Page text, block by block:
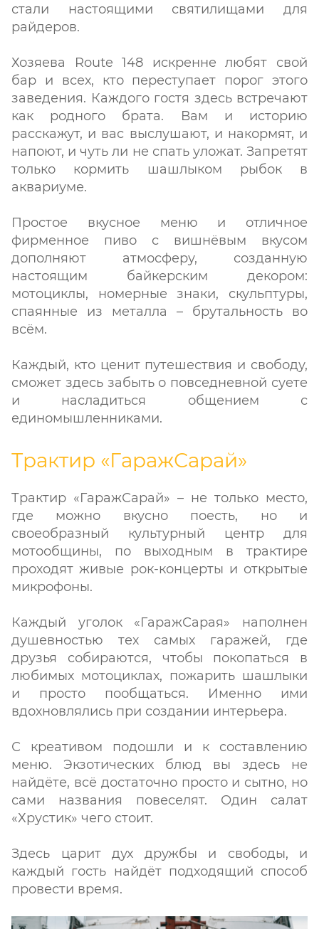
стали настоящими святилищами для
райдеров.
Хозяева Route 148 искренне любят свой
бар и всех, кто переступает порог этого
заведения. Каждого гостя здесь встречают
как родного брата. Вам и историю
расскажут, и вас выслушают, и накормят, и
напоют, и чуть ли не спать уложат. Запретят
только кормить шашлыком рыбок в
аквариуме.
Простое вкусное меню и отличное
фирменное пиво с вишнёвым вкусом
дополняют атмосферу, созданную
настоящим байкерским декором:
мотоциклы, номерные знаки, скульптуры,
спаянные из металла – брутальность во
всём.
Каждый, кто ценит путешествия и свободу,
сможет здесь забыть о повседневной суете
и насладиться общением с
единомышленниками.
Трактир «ГаражСарай»
Трактир «ГаражСарай» – не только место,
где можно вкусно поесть, но и
своеобразный культурный центр для
мотообщины, по выходным в трактире
проходят живые рок-концерты и открытые
микрофоны.
Каждый уголок «ГаражСарая» наполнен
душевностью тех самых гаражей, где
друзья собираются, чтобы покопаться в
любимых мотоциклах, пожарить шашлыки
и просто пообщаться. Именно ими
вдохновлялись при создании интерьера.
С креативом подошли и к составлению
меню. Экзотических блюд вы здесь не
найдёте, всё достаточно просто и сытно, но
сами названия повеселят. Один салат
«Хрустик» чего стоит.
Здесь царит дух дружбы и свободы, и
каждый гость найдёт подходящий способ
провести время.